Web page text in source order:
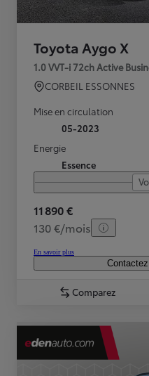
Toyota Aygo X
1.0 VVT-i 72ch Active
CORBEIL ESSONNES
Mise en circulation
05-2023
Energie
Essence
11 890 €
130 €/mois
En savoir plus
Comparez